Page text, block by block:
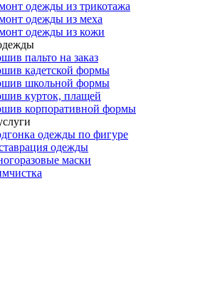
одежды из трикотажа
одежды из меха
одежды из кожи
пальто на заказ
кадетской формы
школьной формы
курток, плащей
корпоративной формы
одежды по фигуре
одежды
маски